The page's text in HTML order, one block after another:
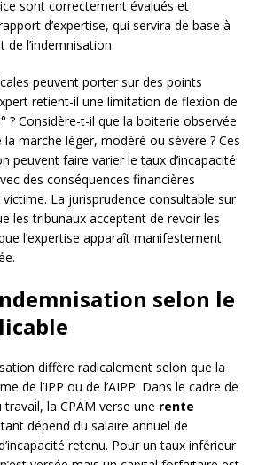
sont correctement évalués et
d’expertise, qui servira de base à
l’indemnisation.
peuvent porter sur des points
retient-il une limitation de flexion de
? Considère-t-il que la boiterie observée
la marche léger, modéré ou sévère ? Ces
peuvent faire varier le taux d’incapacité
des conséquences financières
La jurisprudence consultable sur
les tribunaux acceptent de revoir les
l’expertise apparaît manifestement
selon le
diffère radicalement selon que la
de l’IPP ou de l’AIPP. Dans le cadre de
travail, la CPAM verse une rente
dépend du salaire annuel de
retenu. Pour un taux inférieur